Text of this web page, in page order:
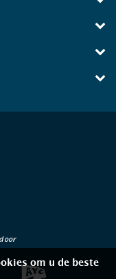
om u de beste